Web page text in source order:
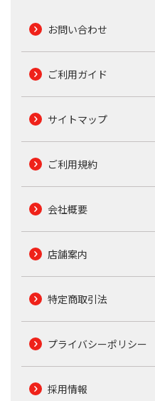
お問い合わせ
ご利用ガイド
サイトマップ
ご利用規約
会社概要
店舗案内
特定商取引法
プライバシーポリシー
採用情報